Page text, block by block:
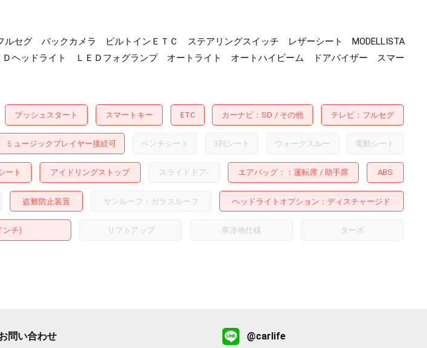
グ バックカメラ ビルトインＥＴＣ ステアリングスイッチ レザーシート MODELLISTA
ヘッドライト ＬＥＤフォグランプ オートライト オートハイビーム ドアバイザー スマー
プッシュスタート スマートキー ETC カーナビ SD その他 テレビ フルセグ
ミュージックプレイヤー接続可 ベンチシート 3列シート ウォークスルー 電動シート
ート アイドリングストップ スライドドア- エアバッグ： 運転席 助手席 ABS
盗難防止装置 サンルーフ・ガラスルーフ ヘッドライトオプション ディスチャージド
ンチ) リフトアップ 寒冷地仕様 ターボ
問い合わせ @carlife